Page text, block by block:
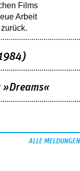
Films
Arbeit
ALLE MELDUNGEN